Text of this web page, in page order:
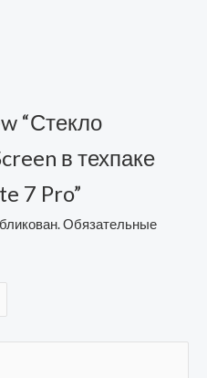
“Стекло
в техпаке
7 Pro”
Обязательные